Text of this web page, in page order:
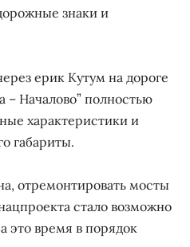
знаки и
ерик Кутум на дороге
– Началово” полностью
характеристики и
габариты.
отремонтировать мосты
стало возможно
это время в порядок